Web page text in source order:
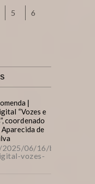
5 6
|
“Vozes e
coordenado
de
06/16/bvps-
vozes-